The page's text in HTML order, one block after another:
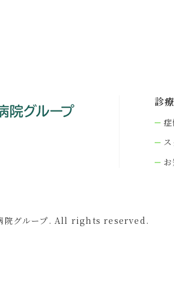
診
症
院グループ. All rights reserved.